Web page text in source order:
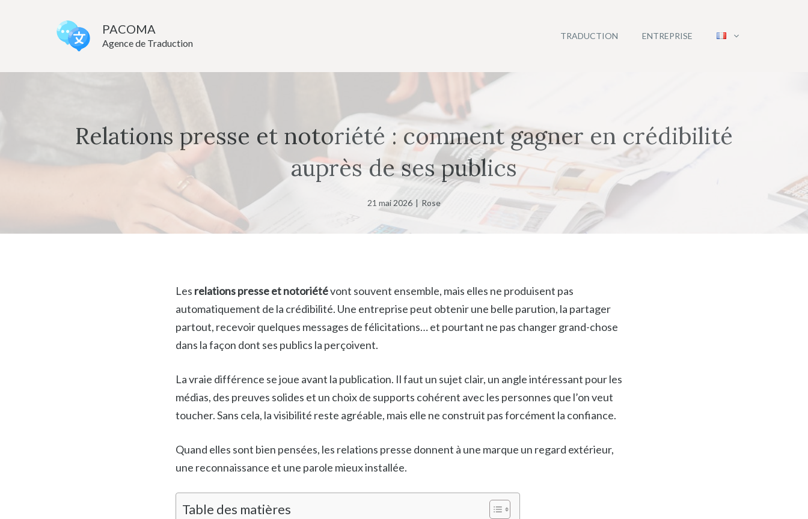
PACOMA
Agence de Traduction
TRADUCTION ENTREPRISE
Relations presse et notoriété : comment gagner en crédibilité
auprès de ses publics
21 mai 2026 | Rose
Les relations presse et notoriétévont souvent ensemble, mais elles ne produisent pas
automatiquement de la crédibilité. Une entreprise peut obtenir une belle parution, la partager
partout, recevoir quelques messages de félicitations… et pourtant ne pas changer grand-chose
dans la façon dont ses publics la perçoivent.
La vraie différence se joue avant la publication. Il faut un sujet clair, un angle intéressant pour les
médias, des preuves solides et un choix de supports cohérent avec les personnes que l’on veut
toucher. Sans cela, la visibilité reste agréable, mais elle ne construit pas forcément la confiance.
Quand elles sont bien pensées, les relations presse donnent à une marque un regard extérieur,
une reconnaissance et une parole mieux installée.
Table des matières